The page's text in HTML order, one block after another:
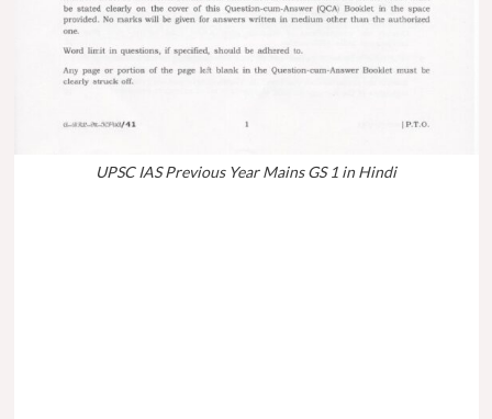
UPSC IAS Previous Year Mains GS 1 in Hindi